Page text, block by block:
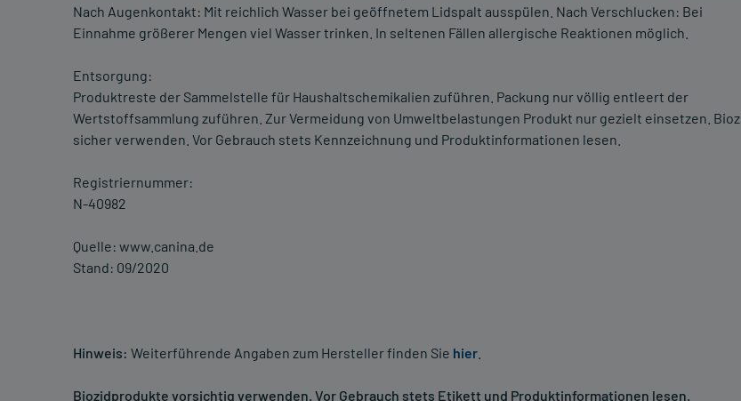
Nach Augenkontakt: Mit reichlich Wasser bei geöffnetem Lidspalt ausspülen. Nach Verschlucken: Bei
Einnahme größerer Mengen viel Wasser trinken. In seltenen Fällen allergische Reaktionen möglich.
Entsorgung:
Produktreste der Sammelstelle für Haushaltschemikalien zuführen. Packung nur völlig entleert der
Wertstoffsammlung zuführen. Zur Vermeidung von Umweltbelastungen Produkt nur gezielt einsetzen.
sicher verwenden. Vor Gebrauch stets Kennzeichnung und Produktinformationen lesen.
Registriernummer:
N-40982
Quelle: www.canina.de
Stand: 09/2020
Hinweis: Weiterführende Angaben zum Hersteller finden Sie hier
Biozidprodukte vorsichtig verwenden. Vor Gebrauch stets Etikett und Produktinformationen lesen.